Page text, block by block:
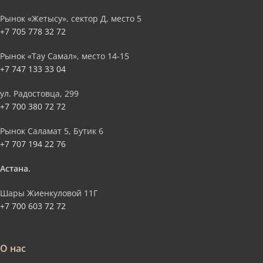
Рынок «Жетысу», сектор Д, место 5
+7 705 778 32 72
Рынок «Тау Самал», место 14-15
+7 747 133 33 04
ул. Радостовца, 299
+7 700 380 72 72
Рынок Саламат 5, Бутик 6
+7 707 194 22 76
Астана.
Шары Жиенкуловой 11Г
+7 700 603 72 72
О нас